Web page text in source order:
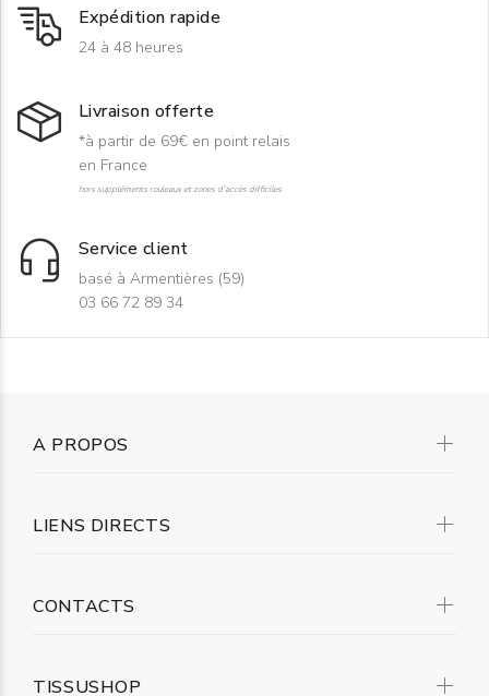
Expédition rapide
24 à 48 heures
Livraison offerte
*à partir de 69€ en point relais
en France
hors suppléments rouleaux et zones d'accès difficiles
Service client
basé à Armentières (59)
03 66 72 89 34
A PROPOS
LIENS DIRECTS
CONTACTS
TISSUSHOP